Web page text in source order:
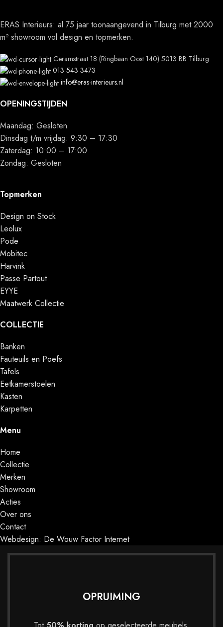
ERAS Interieurs: al 75 jaar toonaangevend in Tilburg met 2000
m² showroom vol design en topmerken.
Ceramstraat 18 (Ringbaan Oost 140) 5013 BB Tilburg
013 543 3473
info@eras-interieurs.nl
OPENINGSTIJDEN
Maandag: Gesloten
Dinsdag t/m vrijdag: 9:30 – 17:30
Zaterdag: 10:00 – 17:00
Zondag: Gesloten
Topmerken
Design on Stock
Leolux
Pode
Mobitec
Harvink
Passe Partout
EYYE
Maatwerk Collectie
COLLECTIE
Banken
Fauteuils en Poefs
Tafels
Eetkamerstoelen
Kasten
Karpetten
Menu
Home
Collectie
Merken
Showroom
Acties
Over ons
Contact
Webdesign: De Wouw Factor Internet
OPRUIMING